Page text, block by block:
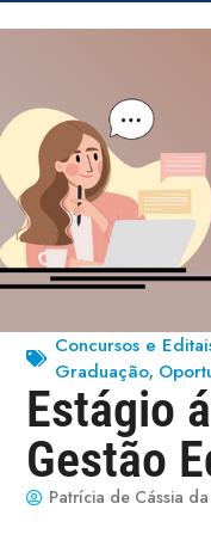
Concursos e
Graduação,
Estágio
Gestão
Patrícia de Cássia